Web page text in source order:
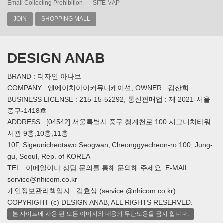
Email Collecting Prohibition SITE MAP
JOIN SHOPPING MALL
DESIGN ANAB
BRAND : 디자인 아나브
COMPANY : 엔에이치아이커뮤니케이션, OWNER : 김산희
BUSINESS LICENSE : 215-15-52292, 통신판매업 : 제 2021-서울
중구-1418호
ADDRESS : [04542] 서울특별시 중구 청계천로 100 시그니처타워
서관 9층,10층,11층
10F, Sigeunicheotawo Seogwan, Cheonggyecheon-ro 100, Jung-
gu, Seoul, Rep. of KOREA
TEL : 이메일이나 상담 문의를 통해 문의해 주세요. E-MAIL :
service@nhicom.co.kr
개인정보관리책임자 : 김효상 (service @nhicom.co.kr)
COPYRIGHT (c) DESIGN ANAB, ALL RIGHTS RESERVED.
본 사이트에 사용 된 모든 이미지와 내용의 무단도용을 금지 합니다.